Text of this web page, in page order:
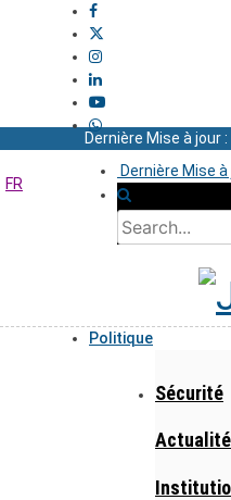
Dernière Mise
Dernière Mise à jour
FR
Politique
Sécurité
Actualité